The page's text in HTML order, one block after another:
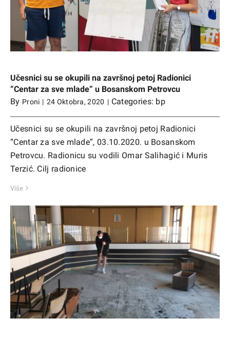
Učesnici su se okupili na završnoj petoj Radionici
“Centar za sve mlade” u Bosanskom Petrovcu
By Proni | 24 Oktobra, 2020 | Categories: bp
Učesnici su se okupili na završnoj petoj Radionici
“Centar za sve mlade”, 03.10.2020. u Bosanskom
Petrovcu. Radionicu su vodili Omar Salihagić i Muris
Terzić. Cilj radionice
Više